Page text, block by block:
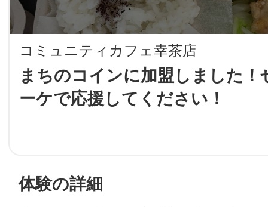
コミュニティカフェ幸茶店
まちのコインに加盟しました！
ーケで応援してください！
LINE
SMS
体験の詳細
地域に導入を